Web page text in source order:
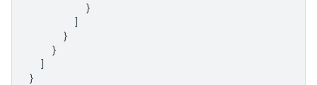
}
]
}
}
]
}